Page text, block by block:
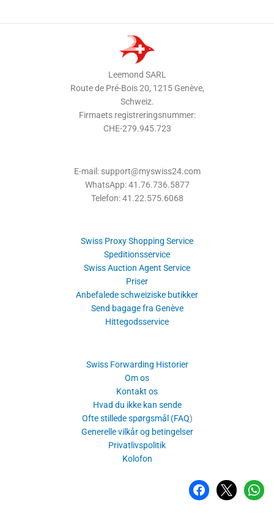
Leemond SARL
Route de Pré-Bois 20, 1215 Genève,
Schweiz.
Firmaets registreringsnummer:
CHE-279.945.723
E-mail: support@myswiss24.com
WhatsApp: 41.76.736.5877
Telefon: 41.22.575.6068
Swiss Proxy Shopping Service
Speditionsservice
Swiss Auction Agent Service
Priser
Anbefalede schweiziske butikker
Send bagage fra Genève
Hittegodsservice
Swiss Forwarding Historier
Om os
Kontakt os
Hvad du ikke kan sende
Ofte stillede spørgsmål (FAQ)
Generelle vilkår og betingelser
Privatlivspolitik
Kolofon
Facebook
x